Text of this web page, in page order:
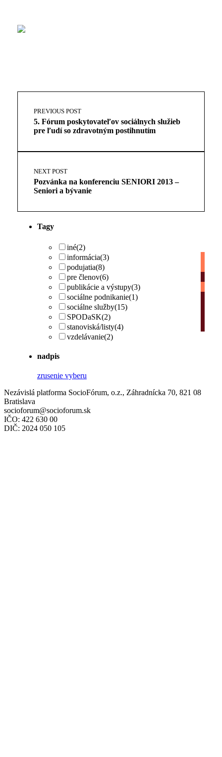
navigation
navigation
PREVIOUS POST
5. Fórum poskytovateľov sociálnych služieb
pre ľudí so zdravotným postihnutím
NEXT POST
Pozvánka na konferenciu SENIORI 2013 –
Seniori a bývanie
Tagy
iné(2)
informácia(3)
podujatia(8)
pre členov(6)
publikácie a výstupy(3)
sociálne podnikanie(1)
sociálne služby(15)
SPODaSK(2)
stanoviská/listy(4)
vzdelávanie(2)
nadpis
zrusenie vyberu
Nezávislá platforma SocioFórum, o.z., Záhradnícka 70, 821 08
Bratislava
socioforum@socioforum.sk
IČO: 422 630 00
DIČ: 2024 050 105